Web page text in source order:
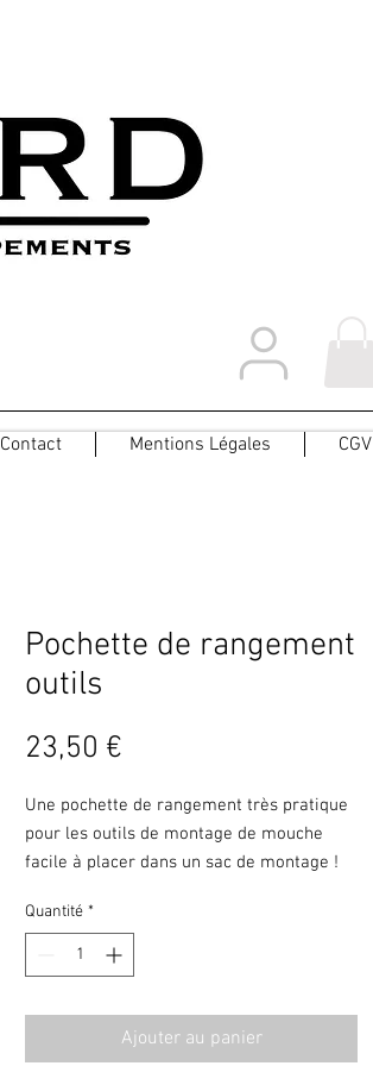
Contact Mentions Légales CGV
Pochette de rangement
outils
23,50 €
Une pochette de rangement très pratique
pour les outils de montage de mouche
facile à placer dans un sac de montage !
Quantité *
Ajouter au panier